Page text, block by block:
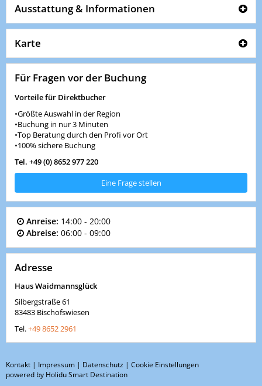
Ausstattung & Informationen
Karte
Für Fragen vor der Buchung
Vorteile für Direktbucher
•Größte Auswahl in der Region
•Buchung in nur 3 Minuten
•Top Beratung durch den Profi vor Ort
•100% sichere Buchung
Tel. +49 (0) 8652 977 220
Eine Frage stellen
Anreise: 14:00 - 20:00
Abreise: 06:00 - 09:00
Adresse
Haus Waidmannsglück
Silbergstraße 61
83483 Bischofswiesen
Tel.+49 8652 2961
Kontakt | Impressum | Datenschutz | Cookie Einstellungen
powered by Holidu Smart Destination